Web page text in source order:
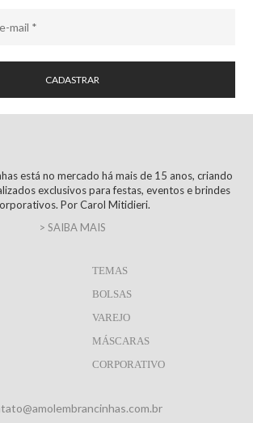
está no mercado há mais de 15 anos, criando
exclusivos para festas, eventos e brindes
Por Carol Mitidieri.
> SAIBA MAIS
TEMAS
BOLSAS
VAREJO
MÁSCARAS
CORPORATIVO